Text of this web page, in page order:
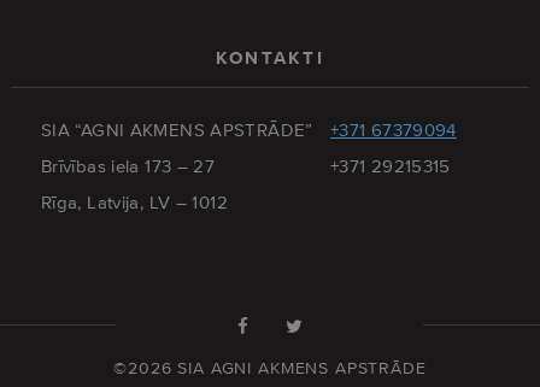
KONTAKTI
SIA “AGNI AKMENS APSTRĀDE”
Brīvības iela 173 – 27
Rīga, Latvija, LV – 1012
+371 67379094
+371 29215315
©2026 SIA AGNI AKMENS APSTRĀDE